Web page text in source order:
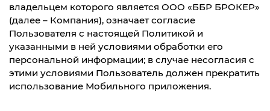
владельцем которого является ООО «ББР БРОКЕР»
(далее – Компания), означает согласие
Пользователя с настоящей Политикой и
указанными в ней условиями обработки его
персональной информации; в случае несогласия с
этими условиями Пользователь должен прекратить
использование Мобильного приложения.